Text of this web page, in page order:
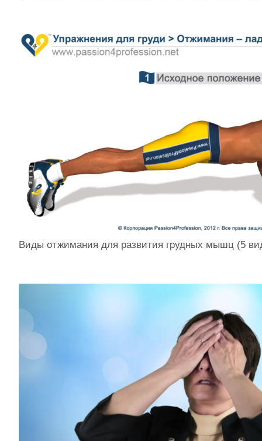
Виды отжимания для развития грудных мышц (5